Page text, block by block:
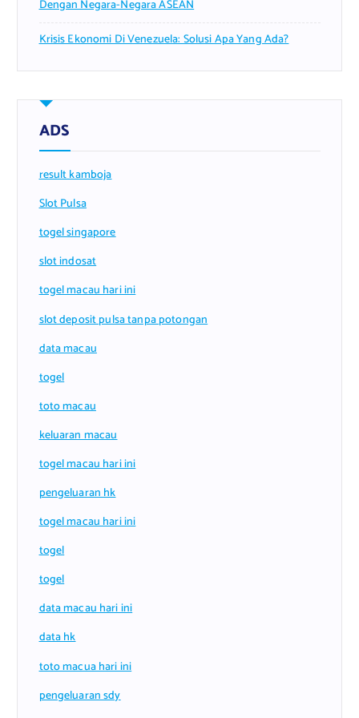
Dengan Negara-Negara ASEAN
Krisis Ekonomi Di Venezuela: Solusi Apa Yang Ada?
ADS
result kamboja
Slot Pulsa
togel singapore
slot indosat
togel macau hari ini
slot deposit pulsa tanpa potongan
data macau
togel
toto macau
keluaran macau
togel macau hari ini
pengeluaran hk
togel macau hari ini
togel
togel
data macau hari ini
data hk
toto macua hari ini
pengeluaran sdy